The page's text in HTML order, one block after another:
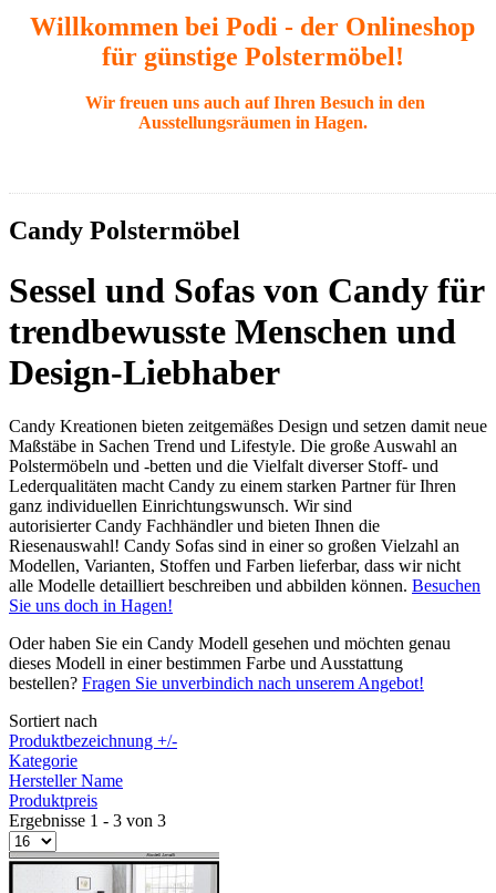
Willkommen bei Podi - der Onlineshop
für günstige Polstermöbel!
Wir freuen uns auch auf Ihren Besuch in den
Ausstellungsräumen in Hagen.
Candy Polstermöbel
Sessel und Sofas von Candy für
trendbewusste Menschen und
Design-Liebhaber
Candy Kreationen bieten zeitgemäßes Design und setzen damit neue
Maßstäbe in Sachen Trend und Lifestyle. Die große Auswahl an
Polstermöbeln und -betten und die Vielfalt diverser Stoff- und
Lederqualitäten macht Candy zu einem starken Partner für Ihren
ganz individuellen Einrichtungswunsch. Wir sind
autorisierter Candy Fachhändler und bieten Ihnen die
Riesenauswahl! Candy Sofas sind in einer so großen Vielzahl an
Modellen, Varianten, Stoffen und Farben lieferbar, dass wir nicht
alle Modelle detailliert beschreiben und abbilden können. Besuchen
Sie uns doch in Hagen!
Oder haben Sie ein Candy Modell gesehen und möchten genau
dieses Modell in einer bestimmen Farbe und Ausstattung
bestellen? Fragen Sie unverbindich nach unserem Angebot!
Sortiert nach
Produktbezeichnung +/-
Kategorie
Hersteller Name
Produktpreis
Ergebnisse 1 - 3 von 3